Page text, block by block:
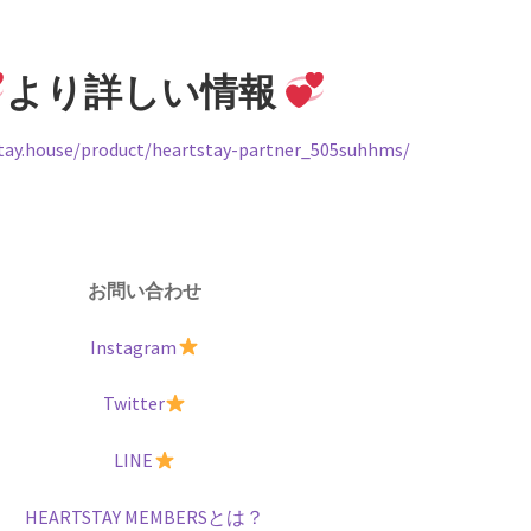
より詳しい情報
product/heartstay-partner_505suhhms/
お問い合わせ
Instagram
Twitter
LINE
HEARTSTAY MEMBERSとは？